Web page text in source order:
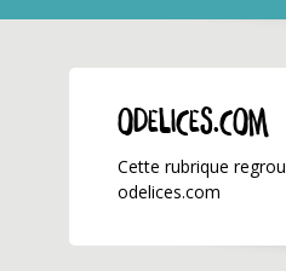
odelices.com
Cette rubrique
odelices.com